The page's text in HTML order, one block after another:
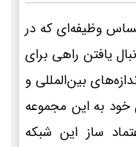
وظیفه‌ای که در
یافتن راهی برای
بین‌المللی و
خود به این مجموعه
ساز این شبکه